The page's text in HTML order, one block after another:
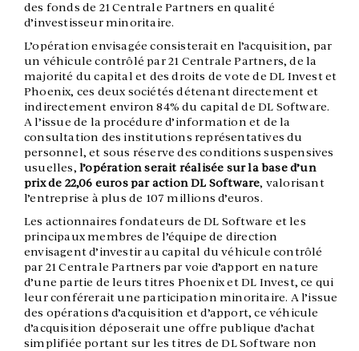
des fonds de 21 Centrale Partners en qualité
d’investisseur minoritaire.
L’opération envisagée consisterait en l’acquisition, par
un véhicule contrôlé par 21 Centrale Partners, de la
majorité du capital et des droits de vote de DL Invest et
Phoenix, ces deux sociétés détenant directement et
indirectement environ 84% du capital de DL Software.
A l’issue de la procédure d’information et de la
consultation des institutions représentatives du
personnel, et sous réserve des conditions suspensives
usuelles, l’opération serait réalisée sur la base d’un
prix de 22,06 euros par action DL Software, valorisant
l’entreprise à plus de 107 millions d’euros.
Les actionnaires fondateurs de DL Software et les
principaux membres de l’équipe de direction
envisagent d’investir au capital du véhicule contrôlé
par 21 Centrale Partners par voie d’apport en nature
d’une partie de leurs titres Phoenix et DL Invest, ce qui
leur conférerait une participation minoritaire. A l’issue
des opérations d’acquisition et d’apport, ce véhicule
d’acquisition déposerait une offre publique d’achat
simplifiée portant sur les titres de DL Software non